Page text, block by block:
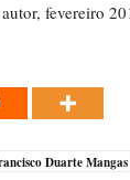
fevereiro
Duarte Mangas